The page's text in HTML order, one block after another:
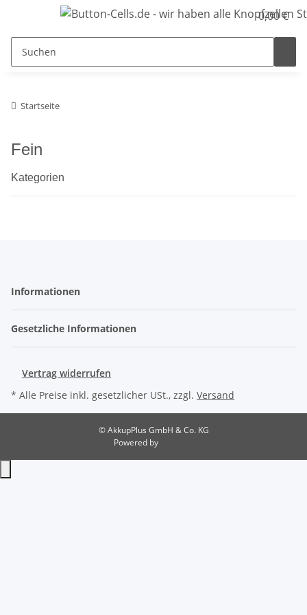
0,00 €
Startseite
Fein
Kategorien
Informationen
Gesetzliche Informationen
Vertrag widerrufen
* Alle Preise inkl. gesetzlicher USt., zzgl. Versand
© AkkupPlus GmbH & Co. KG
Powered by